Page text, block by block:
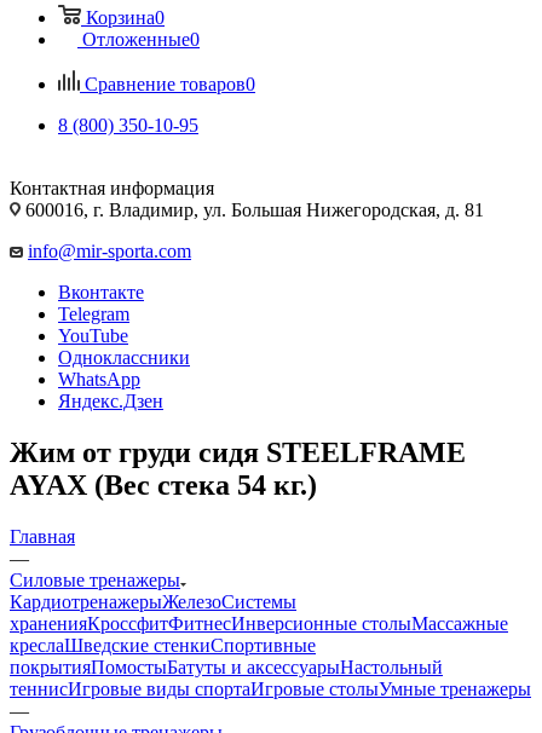
Корзина0
Отложенные0
Сравнение товаров0
8 (800) 350-10-95
Контактная информация
600016, г. Владимир, ул. Большая Нижегородская, д. 81
info@mir-sporta.com
Вконтакте
Telegram
YouTube
Одноклассники
WhatsApp
Яндекс.Дзен
Жим от груди сидя STEELFRAME
AYAX (Вес стека 54 кг.)
Главная
—
Силовые тренажеры
КардиотренажерыЖелезоСистемы
храненияКроссфитФитнесИнверсионные столыМассажные
креслаШведские стенкиСпортивные
покрытияПомостыБатуты и аксессуарыНастольный
теннисИгровые виды спортаИгровые столыУмные тренажеры
—